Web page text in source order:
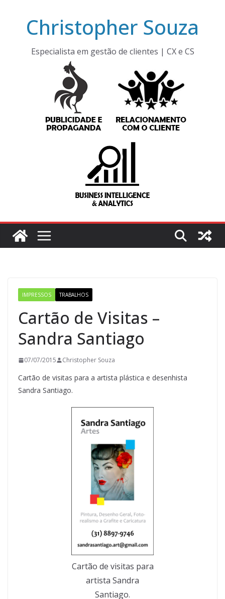
conteúdo
Christopher Souza
Especialista em gestão de clientes | CX e CS
IMPRESSOS TRABALHOS
Cartão de Visitas –
Sandra Santiago
07/07/2015 Christopher Souza
Cartão de visitas para a artista plástica e desenhista
Sandra Santiago.
Cartão de visitas para
artista Sandra
Santiago.